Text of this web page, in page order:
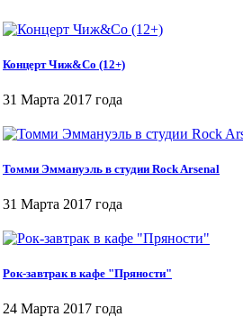
Концерт Чиж&Co (12+)
31 Марта 2017 года
Томми Эммануэль в студии Roсk Arsenal
31 Марта 2017 года
Рок-завтрак в кафе "Пряности"
24 Марта 2017 года